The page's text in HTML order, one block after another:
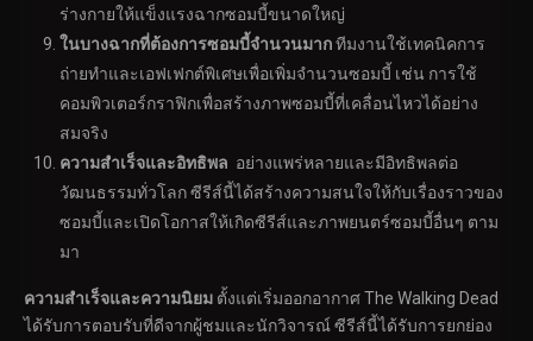
ร่างกายให้แข็งแรงฉากซอมบี้ขนาดใหญ่
ในบางฉากที่ต้องการซอมบี้จำนวนมากทีมงานใช้เทคนิคการ
ถ่ายทำและเอฟเฟกต์พิเศษเพื่อเพิ่มจำนวนซอมบี้ เช่น การใช้
คอมพิวเตอร์กราฟิกเพื่อสร้างภาพซอมบี้ที่เคลื่อนไหวได้อย่าง
สมจริง
ความสำเร็จและอิทธิพล อย่างแพร่หลายและมีอิทธิพลต่อ
วัฒนธรรมทั่วโลก ซีรีส์นี้ได้สร้างความสนใจให้กับเรื่องราวของ
ซอมบี้และเปิดโอกาสให้เกิดซีรีส์และภาพยนตร์ซอมบี้อื่นๆ ตาม
มา
ความสำเร็จและความนิยม ตั้งแต่เริ่มออกอากาศ The Walking Dead
ได้รับการตอบรับที่ดีจากผู้ชมและนักวิจารณ์ ซีรีส์นี้ได้รับการยกย่อง